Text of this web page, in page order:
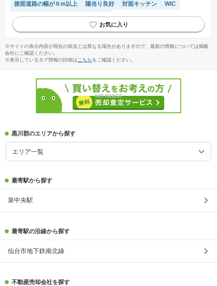
接面道路の幅が６m以上
陽当り良好 対面キッチン
WIC
浴室乾燥機
IHクッキングヒーター
※サイトの表示内容が現在の状況とは異なる場合がありますので、最新の情報については掲載
会社にご確認ください。
※表示しているタグ情報の詳細は こちらをご確認ください。
黒川郡のエリアから探す
エリア一覧
最寄駅から探す
泉中央駅
最寄駅の沿線から探す
仙台市地下鉄南北線
不動産売却会社を探す